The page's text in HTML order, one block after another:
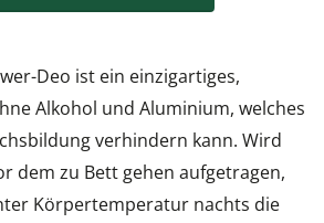
Deo ist ein einzigartiges,
Alkohol und Aluminium, welches
verhindern kann. Wird
dem zu Bett gehen aufgetragen,
Körpertemperatur nachts die